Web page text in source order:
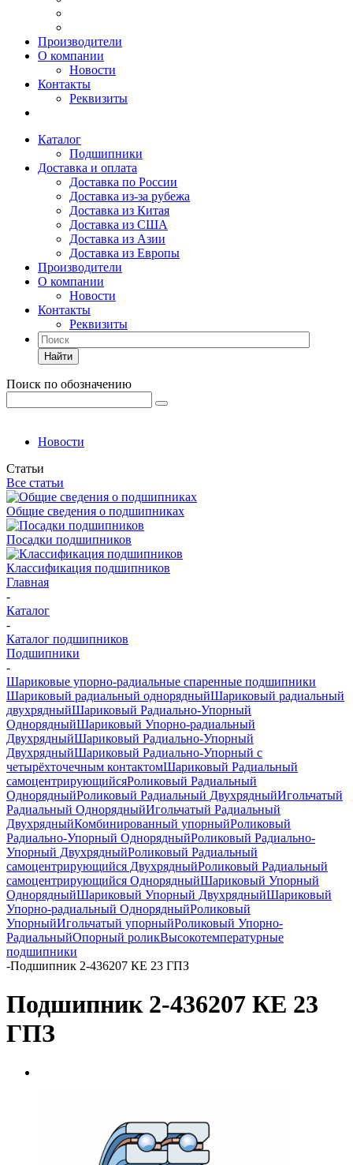
Производители
О компании
Новости
Контакты
Реквизиты
Каталог
Подшипники
Доставка и оплата
Доставка по России
Доставка из-за рубежа
Доставка из Китая
Доставка из США
Доставка из Азии
Доставка из Европы
Производители
О компании
Новости
Контакты
Реквизиты
Найти
Поиск по обозначению
Новости
Статьи
Все статьи
Общие сведения о подшипниках
Посадки подшипников
Классификация подшипников
Главная
-
Каталог
-
Каталог подшипников
Подшипники
-
Шариковые упорно-радиальные спаренные подшипники
Шариковый радиальный однорядныйШариковый радиальный
двухрядныйШариковый Радиально-Упорный
ОднорядныйШариковый Упорно-радиальный
ДвухрядныйШариковый Радиально-Упорный
ДвухрядныйШариковый Радиально-Упорный с
четырёхточечным контактомШариковый Радиальный
самоцентрирующийсяРоликовый Радиальный
ОднорядныйРоликовый Радиальный ДвухрядныйИгольчатый
Радиальный ОднорядныйИгольчатый Радиальный
ДвухрядныйКомбинированный упорныйРоликовый
Радиально-Упорный ОднорядныйРоликовый Радиально-
Упорный ДвухрядныйРоликовый Радиальный
самоцентрирующийся ДвухрядныйРоликовый Радиальный
самоцентрирующийся ОднорядныйШариковый Упорный
ОднорядныйШариковый Упорный ДвухрядныйШариковый
Упорно-радиальный ОднорядныйРоликовый
УпорныйИгольчатый упорныйРоликовый Упорно-
РадиальныйОпорный роликВысокотемпературные
подшипники
-Подшипник 2-436207 КЕ 23 ГПЗ
Подшипник 2-436207 КЕ 23
ГПЗ